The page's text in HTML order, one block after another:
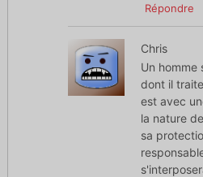
Répondre
Chris
Un homme
dont il
est avec
la nature
sa